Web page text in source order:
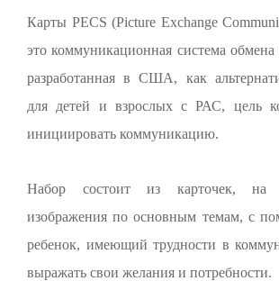
Карты PECS (Picture Exchange
это коммуникационная система
разработанная в США, как
для детей и взрослых с РАС, цель
инициировать коммуникацию.
Набор состоит из карточек, на
изображения по основным темам, с
ребенок, имеющий трудности в
выражать свои желания и потребности.